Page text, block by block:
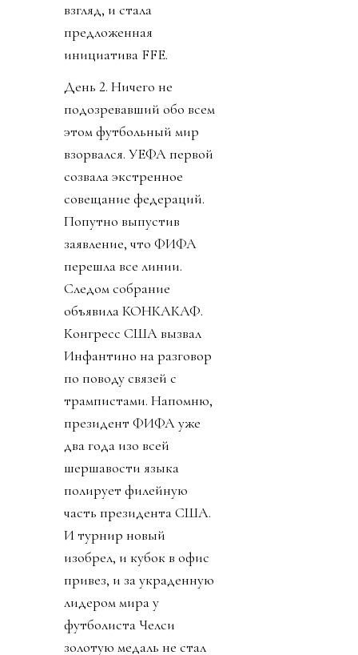
взгляд, и стала
предложенная
инициатива FFE.
День 2. Ничего не
подозревавший обо всем
этом футбольный мир
взорвался. УЕФА первой
созвала экстренное
совещание федераций.
Попутно выпустив
заявление, что ФИФА
перешла все линии.
Следом собрание
объявила КОНКАКАФ.
Конгресс США вызвал
Инфантино на разговор
по поводу связей с
трампистами. Напомню,
президент ФИФА уже
два года изо всей
шершавости языка
полирует филейную
часть президента США.
И турнир новый
изобрел, и кубок в офис
привез, и за украденную
лидером мира у
футболиста Челси
золотую медаль не стал